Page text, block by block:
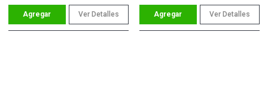
Ver Detalles Ver Detalles